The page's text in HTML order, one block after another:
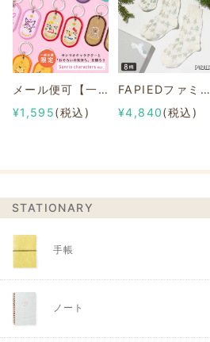
メール便可【一部店舗限定】2/8b PAIR KEY RING Sanrio characters ver.
¥1,595(税込)
FAPIEDファミリーソックスセット 総柄
¥4,840(税込)
STATIONARY
手帳
ノート